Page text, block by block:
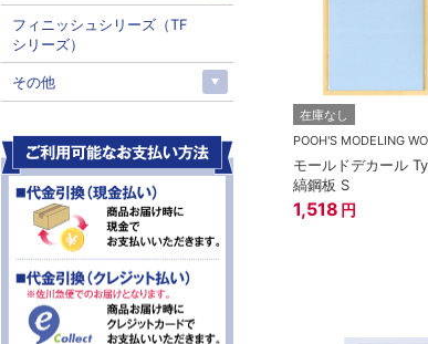
在庫なし
POOH'S MODELING
モールドデカール
縞鋼板 S
1,518 円
フィニッシュシリーズ（TF
シリーズ）
その他